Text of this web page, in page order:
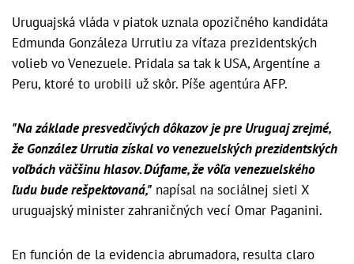
Uruguajská vláda v piatok uznala opozičného kandidáta
Edmunda Gonzáleza Urrutiu za víťaza prezidentských
volieb vo Venezuele. Pridala sa tak k USA, Argentíne a
Peru, ktoré to urobili už skôr. Píše agentúra AFP.
"Na základe presvedčivých dôkazov je pre Uruguaj zrejmé,
že González Urrutia získal vo venezuelských prezidentských
voľbách väčšinu hlasov. Dúfame, že vôľa venezuelského
ľudu bude rešpektovaná," napísal na sociálnej sieti X
uruguajský minister zahraničných vecí Omar Paganini.
En función de la evidencia abrumadora, resulta claro